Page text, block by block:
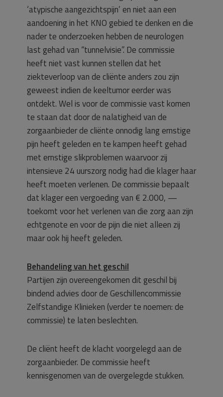
‘atypische aangezichtspijn’ en niet aan een
aandoening in het KNO gebied te denken en die
nader te onderzoeken hebben de neurologen
last gehad van “tunnelvisie”. De commissie
heeft niet vast kunnen stellen dat het
ziekteverloop van de cliënte anders zou zijn
geweest indien de keeltumor eerder was
ontdekt. Wel is voor de commissie vast komen
te staan dat door de nalatigheid van de
zorgaanbieder de cliënte onnodig lang ernstige
pijn heeft geleden en te kampen heeft gehad
met ernstige slikproblemen waarvoor zij
intensieve 24 uurszorg nodig had die klager haar
heeft moeten verlenen. De commissie bepaalt
dat klager een vergoeding van € 2.000, —
toekomt voor het verlenen van die zorg aan zijn
echtgenote en voor de pijn die niet alleen zij
maar ook hij heeft geleden.
Behandeling van het geschil
Partijen zijn overeengekomen dit geschil bij
bindend advies door de Geschillencommissie
Zelfstandige Klinieken (verder te noemen: de
commissie) te laten beslechten.
De cliënt heeft de klacht voorgelegd aan de
zorgaanbieder. De commissie heeft
kennisgenomen van de overgelegde stukken.